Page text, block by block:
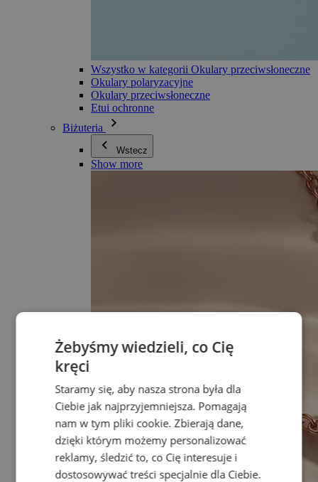
Wszystko w kategorii Okulary przeciwsłoneczne
Okulary polaryzacyjne
Okulary przeciwsłoneczne
Etui ochronne
Biżuteria
Wstecz
Show more
Żebyśmy wiedzieli, co Cię
kręci
Staramy się, aby nasza strona była dla
Ciebie jak najprzyjemniejsza. Pomagają
nam w tym pliki cookie. Zbierają dane,
dzięki którym możemy personalizować
reklamy, śledzić to, co Cię interesuje i
dostosowywać treści specjalnie dla Ciebie.